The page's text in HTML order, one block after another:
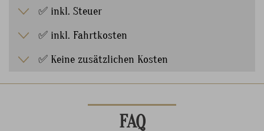
✅ inkl. Steuer
✅ inkl. Fahrtkosten
✅ Keine zusätzlichen Kosten
FAQ